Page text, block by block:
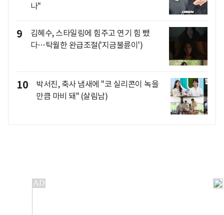
나"
9
김혜수, 스타일링에 힘주고 연기 힘 뺐
다…탁월한 완급조절('지금불륜이')
10
박서진, 축사 냄새에 "코 실리콘이 녹을
만큼 마비 돼" (살림남)